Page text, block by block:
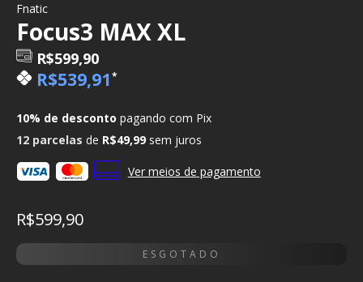
Fnatic
Focus3 MAX XL
R$599,90
R$539,91*
10% de desconto pagando com Pix
12 parcelas de R$49,99 sem juros
Ver meios de pagamento
R$599,90